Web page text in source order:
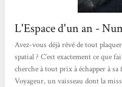
L'Espace d'un an -
Avez-vous déjà rêvé de tout
spatial ? C’est exactement ce que
cherche à tout prix à échapper à sa
Voyageur, un vaisseau dont la